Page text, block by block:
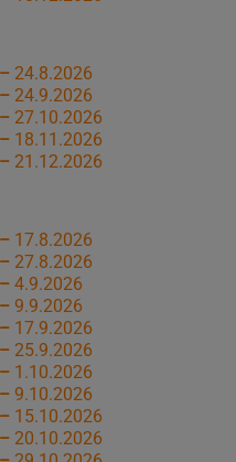
24.8.2026
24.9.2026
27.10.2026
18.11.2026
21.12.2026
17.8.2026
27.8.2026
4.9.2026
9.9.2026
17.9.2026
25.9.2026
1.10.2026
9.10.2026
15.10.2026
20.10.2026